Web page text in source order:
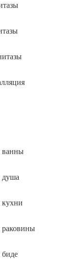
ванны
душа
кухни
раковины
биде